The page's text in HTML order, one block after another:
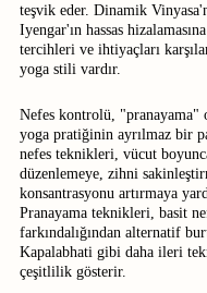
teşvik eder. Dinamik
Iyengar'ın hassas
tercihleri ve ihtiyaçları
yoga stili vardır.
Nefes kontrolü, "pranayama"
yoga pratiğinin ayrılmaz bir
nefes teknikleri, vücut
düzenlemeye, zihni
konsantrasyonu artırmaya
Pranayama teknikleri, basit
farkındalığından alternatif
Kapalabhati gibi daha ileri
çeşitlilik gösterir.